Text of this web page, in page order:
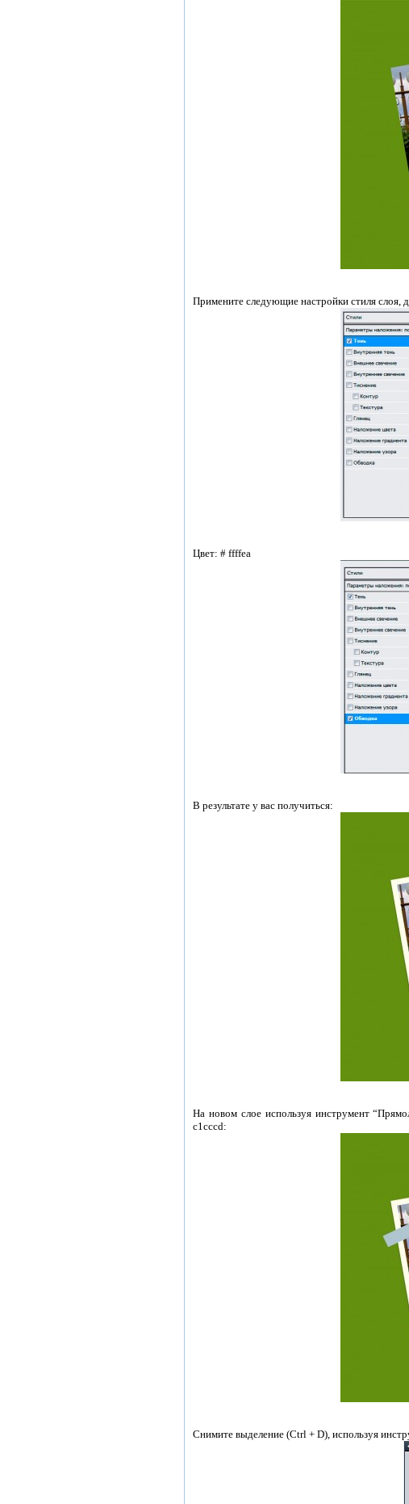
Примените следующие настройки стиля слоя,
Цвет: # ffffea
В результате у вас получиться:
На новом слое используя инструмент
c1cccd:
Снимите выделение (Ctrl + D), используя